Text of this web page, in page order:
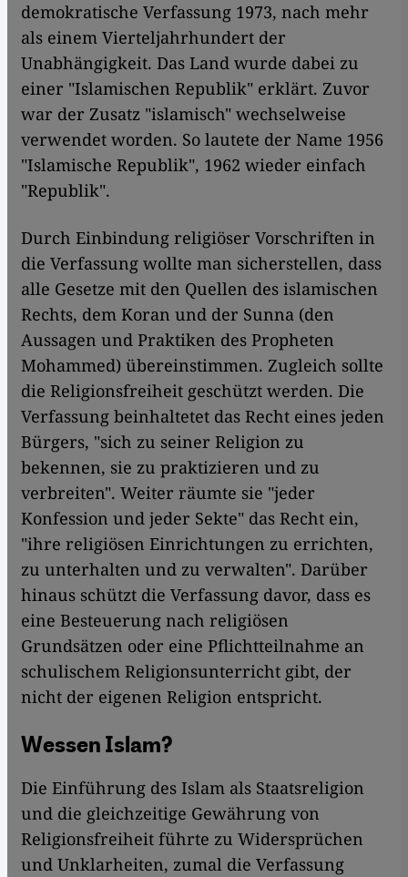
demokratische Verfassung 1973, nach mehr
als einem Vierteljahrhundert der
Unabhängigkeit. Das Land wurde dabei zu
einer "Islamischen Republik" erklärt. Zuvor
war der Zusatz "islamisch" wechselweise
verwendet worden. So lautete der Name 1956
"Islamische Republik", 1962 wieder einfach
"Republik".
Durch Einbindung religiöser Vorschriften in
die Verfassung wollte man sicherstellen, dass
alle Gesetze mit den Quellen des islamischen
Rechts, dem Koran und der Sunna (den
Aussagen und Praktiken des Propheten
Mohammed) übereinstimmen. Zugleich sollte
die Religionsfreiheit geschützt werden. Die
Verfassung beinhaltetet das Recht eines jeden
Bürgers, "sich zu seiner Religion zu
bekennen, sie zu praktizieren und zu
verbreiten". Weiter räumte sie "jeder
Konfession und jeder Sekte" das Recht ein,
"ihre religiösen Einrichtungen zu errichten,
zu unterhalten und zu verwalten". Darüber
hinaus schützt die Verfassung davor, dass es
eine Besteuerung nach religiösen
Grundsätzen oder eine Pflichtteilnahme an
schulischem Religionsunterricht gibt, der
nicht der eigenen Religion entspricht.
Wessen Islam?
Die Einführung des Islam als Staatsreligion
und die gleichzeitige Gewährung von
Religionsfreiheit führte zu Widersprüchen
und Unklarheiten, zumal die Verfassung